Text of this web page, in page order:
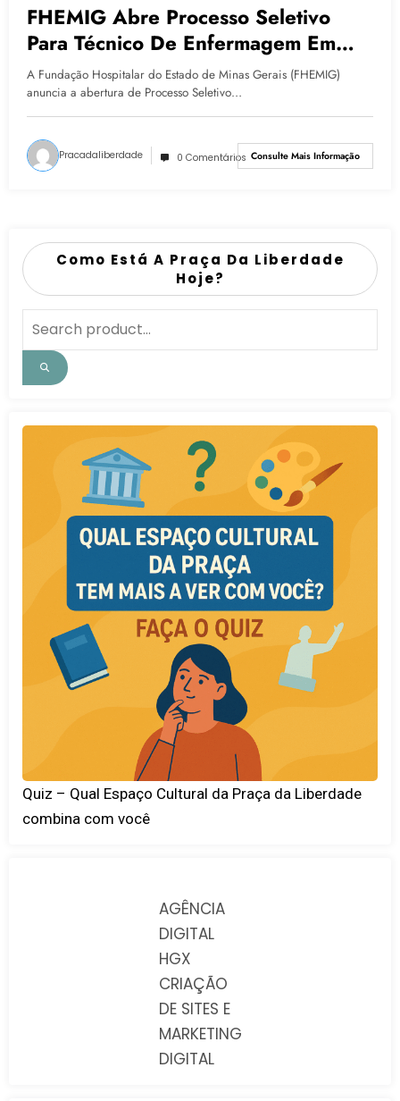
FHEMIG Abre Processo Seletivo
Para Técnico De Enfermagem Em
Belo Horizonte
A Fundação Hospitalar do Estado de Minas Gerais (FHEMIG)
anuncia a abertura de Processo Seletivo…
Pracadaliberdade 0 Comentários Consulte Mais Informação
Como Está A Praça Da Liberdade
Hoje?
Quiz – Qual Espaço Cultural da Praça da Liberdade
combina com você
AGÊNCIA
DIGITAL
HGX
CRIAÇÃO
DE SITES E
MARKETING
DIGITAL